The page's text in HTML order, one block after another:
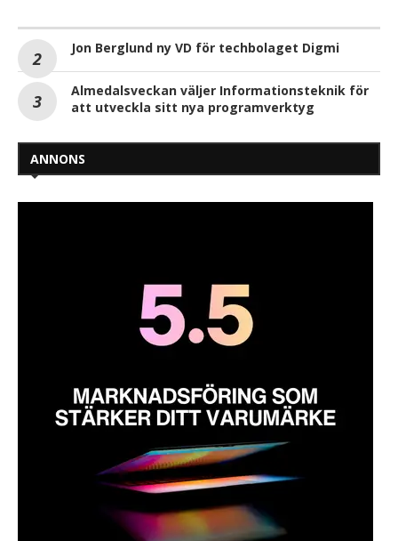
Jon Berglund ny VD för techbolaget Digmi
Almedalsveckan väljer Informationsteknik för
att utveckla sitt nya programverktyg
ANNONS